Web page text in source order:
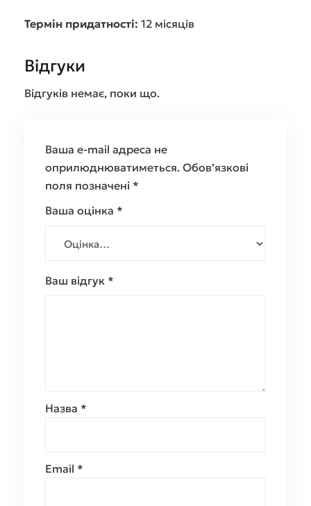
Термін придатності: 12 місяців
Відгуки
Відгуків немає, поки що.
Ваша e-mail адреса не
оприлюднюватиметься. Обов’язкові
поля позначені *
Ваша оцінка *
Ваш відгук *
Назва *
Email *